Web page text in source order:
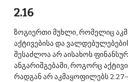
2.16
ზოგიერთი მუხლი, რომელიც
აქტივებისა და
შესაძლოა არ აისახოს
ანგარიშგებაში, როგორც
რადგან არ აკმაყოფილებს